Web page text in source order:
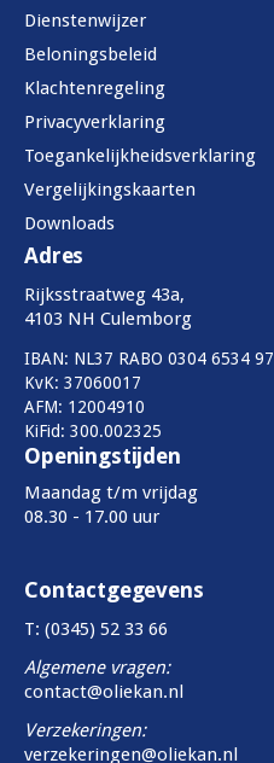
Dienstenwijzer
Beloningsbeleid
Klachtenregeling
Privacyverklaring
Toegankelijkheidsverklaring
Vergelijkingskaarten
Downloads
Adres
Rijksstraatweg 43a,
4103 NH Culemborg
IBAN: NL37 RABO 0304 6534 97
KvK: 37060017
AFM: 12004910
KiFid: 300.002325
Openingstijden
Maandag t/m vrijdag
08.30 - 17.00 uur
Contactgegevens
T: (0345) 52 33 66
Algemene vragen:
contact@oliekan.nl
Verzekeringen:
verzekeringen@oliekan.nl